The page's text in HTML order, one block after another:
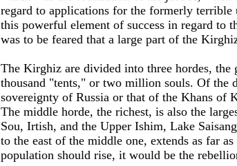
regard to applications for the formerly terrible
this powerful element of success in regard to
was to be feared that a large part of the
The Kirghiz are divided into three hordes, the
thousand "tents," or two million souls. Of the
sovereignty of Russia or that of the Khans of
The middle horde, the richest, is also the
Sou, Irtish, and the Upper Ishim, Lake
to the east of the middle one, extends as far
population should rise, it would be the